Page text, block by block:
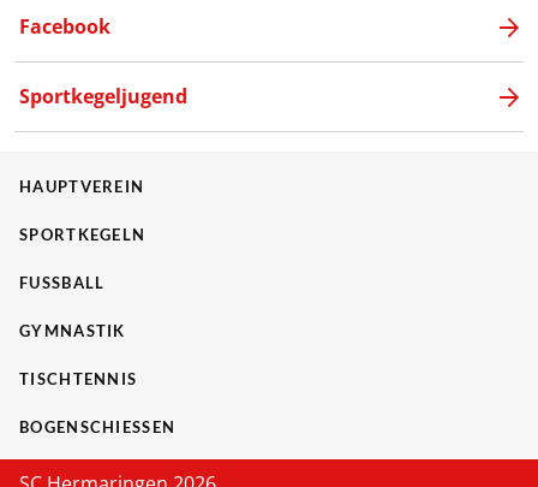
Facebook
Sportkegeljugend
HAUPTVEREIN
SPORTKEGELN
FUSSBALL
GYMNASTIK
TISCHTENNIS
BOGENSCHIESSEN